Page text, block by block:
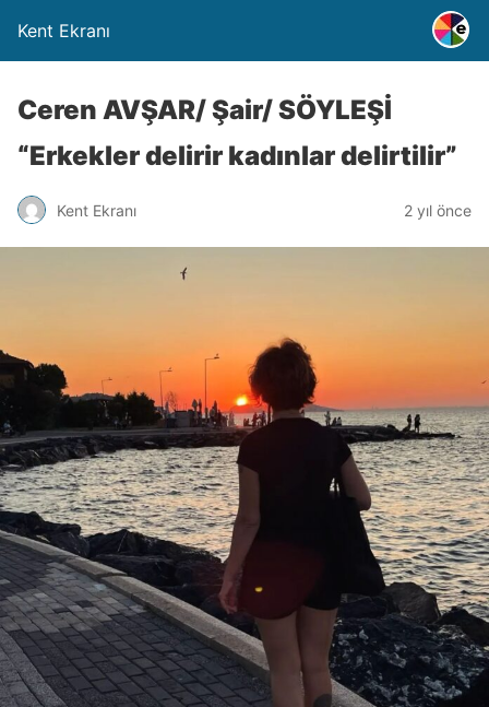
Kent Ekranı
Ceren AVŞAR/ Şair/ SÖYLEŞİ
“Erkekler delirir kadınlar delirtilir”
Kent Ekranı 2 yıl önce